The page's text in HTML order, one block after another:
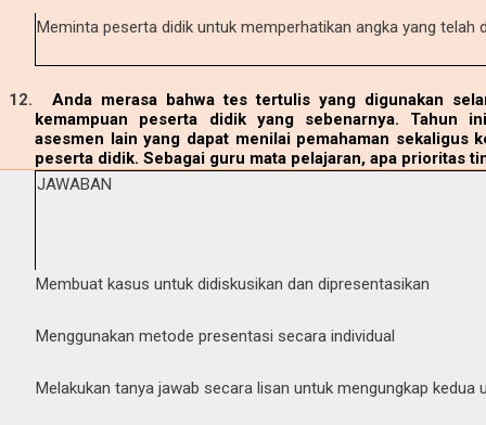
Meminta peserta didik untuk memperhatikan angka yang telah
12.
Anda merasa bahwa tes tertulis yang digunakan
kemampuan peserta didik yang sebenarnya. Tahun
asesmen lain yang dapat menilai pemahaman sekaligus
peserta didik. Sebagai guru mata pelajaran, apa prioritas
JAWABAN
Membuat kasus untuk didiskusikan dan dipresentasikan
Menggunakan metode presentasi secara individual
Melakukan tanya jawab secara lisan untuk mengungkap kedua